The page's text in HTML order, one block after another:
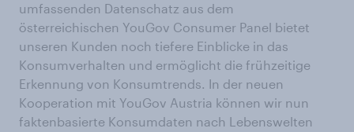
umfassenden Datenschatz aus dem
österreichischen YouGov Consumer Panel bietet
unseren Kunden noch tiefere Einblicke in das
Konsumverhalten und ermöglicht die frühzeitige
Erkennung von Konsumtrends. In der neuen
Kooperation mit YouGov Austria können wir nun
faktenbasierte Konsumdaten nach Lebenswelten